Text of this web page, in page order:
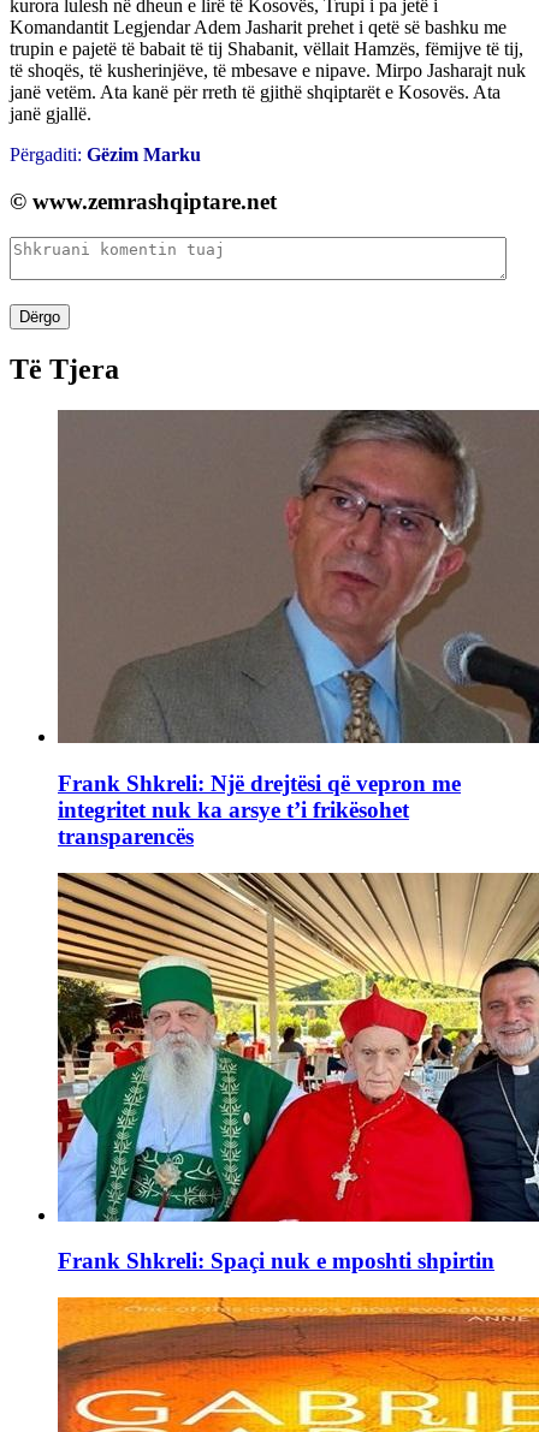
kurora lulesh në dheun e lirë të Kosovës, Trupi i pa jetë i
Komandantit Legjendar Adem Jasharit prehet i qetë së bashku me
trupin e pajetë të babait të tij Shabanit, vëllait Hamzës, fëmijve të tij,
të shoqës, të kusherinjëve, të mbesave e nipave. Mirpo Jasharajt nuk
janë vetëm. Ata kanë për rreth të gjithë shqiptarët e Kosovës. Ata
janë gjallë.
Përgaditi: Gëzim Marku
© www.zemrashqiptare.net
Dërgo
Të Tjera
Frank Shkreli: Një drejtësi që vepron me
integritet nuk ka arsye t’i frikësohet
transparencës
Frank Shkreli: Spaçi nuk e mposhti shpirtin